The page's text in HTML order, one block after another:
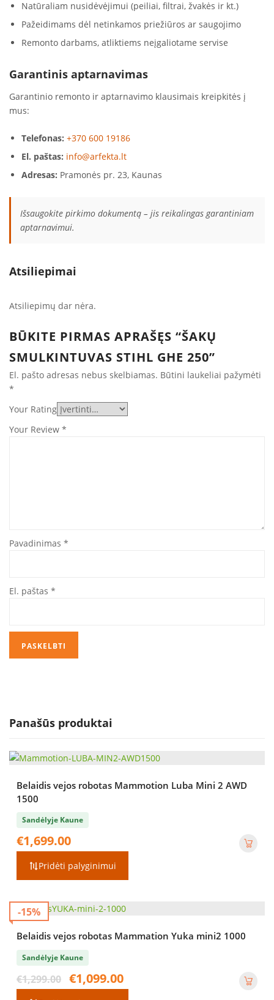
Natūraliam nusidėvėjimui (peiliai, filtrai, žvakės ir kt.)
Pažeidimams dėl netinkamos priežiūros ar saugojimo
Remonto darbams, atliktiems neįgaliotame servise
Garantinis aptarnavimas
Garantinio remonto ir aptarnavimo klausimais kreipkitės į
mus:
Telefonas: +370 600 19186
El. paštas: info@arfekta.lt
Adresas: Pramonės pr. 23, Kaunas
Išsaugokite pirkimo dokumentą – jis reikalingas garantiniam
aptarnavimui.
Atsiliepimai
Atsiliepimų dar nėra.
BŪKITE PIRMAS APRAŠĘS “ŠAKŲ
SMULKINTUVAS STIHL GHE 250”
El. pašto adresas nebus skelbiamas. Būtini laukeliai pažymėti
*
Your Rating
Your Review *
Pavadinimas *
El. paštas *
Panašūs produktai
Belaidis vejos robotas Mammotion Luba Mini 2 AWD
1500
Sandėlyje Kaune
€1,699.00
Pridėti palyginimui
-15%
Belaidis vejos robotas Mammation Yuka mini2 1000
Sandėlyje Kaune
€1,299.00
Original
price
was:
€1,099.00